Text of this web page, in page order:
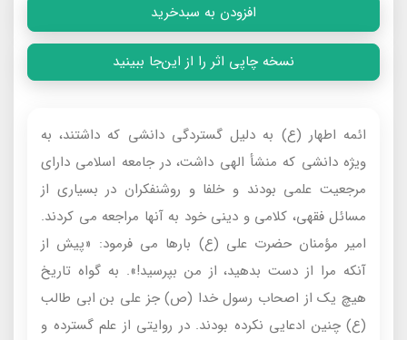
افزودن به سبدخرید
نسخه چاپی اثر را از این‌جا ببینید
ائمه اطهار (ع) به دلیل گستردگی دانشی که داشتند، به
ویژه دانشی که منشأ الهی داشت، در جامعه اسلامی دارای
مرجعیت علمی بودند و خلفا و روشنفکران در بسیاری از
مسائل فقهی، کلامی و دینی خود به آنها مراجعه می کردند.
امیر مؤمنان حضرت علی (ع) بارها می فرمود: «پیش از
آنکه مرا از دست بدهید، از من بپرسید!». به گواه تاریخ
هیچ یک از اصحاب رسول خدا (ص) جز علی بن ابی طالب
(ع) چنین ادعایی نکرده بودند. در روایتی از علم گسترده و